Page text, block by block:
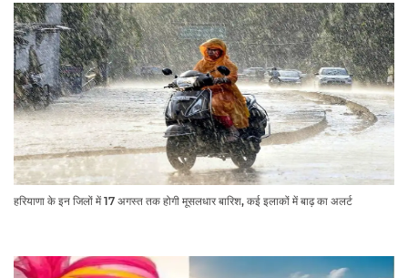
हरियाणा के इन जिलों में 17 अगस्त तक होगी मूसलधार बारिश, कई इलाकों में बाढ़ का अलर्ट